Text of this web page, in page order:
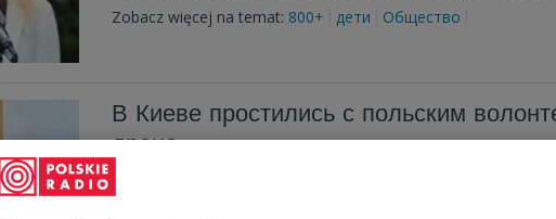
Zobacz więcej na temat: 800+ дети Общество
В Киеве простились с польским
дрона
Марек Русек-Вольски с 2023 года регулярно